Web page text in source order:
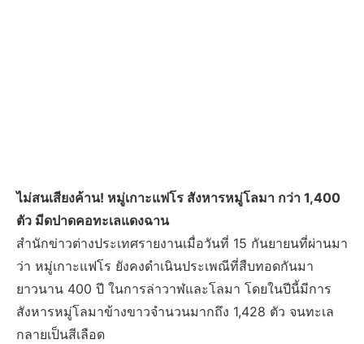
ไม่สนเสียงค้าน! หมู่เกาะแฟโร สังหารหมู่โลมา กว่า 1,400
ตัว มีดปาดคอทะเลแดงฉาน
สำนักข่าวต่างประเทศรายงานเมื่อวันที่ 15 กันยายนที่ผ่านมา
ว่า หมู่เกาะแฟโร ยังคงดำเนินประเพณีที่สืบทอดกันมา
ยาวนาน 400 ปี ในการล่าวาฬและโลมา โดยในปีนี้มีการ
สังหารหมู่โลมาข้างขาวจำนวนมากถึง 1,428 ตัว จนทะเล
กลายเป็นสีเลือด